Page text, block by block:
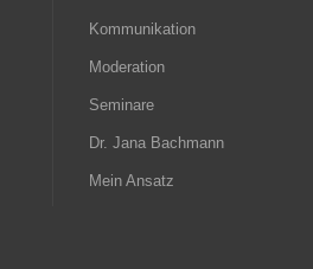
Kommunikation
Moderation
Seminare
Dr. Jana Bachmann
Mein Ansatz